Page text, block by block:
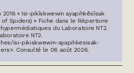
2016 « Isi-pikîskwewin ayapihkêsîsak
of Spiders) » Fiche dans le Répertoire
du Laboratoire NT2.
NT2.
isi-pikiskwewin-ayapihkesisak-
. Consulté le 06 août 2026.